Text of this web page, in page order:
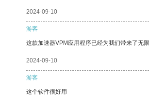
2024-09-10
游客
这款加速器VPM应用程序已经为我们带来了无
2024-09-10
游客
这个软件很好用